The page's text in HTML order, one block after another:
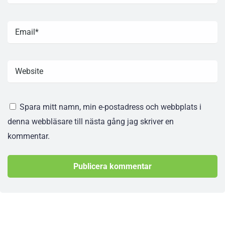
Spara mitt namn, min e-postadress och webbplats i
denna webbläsare till nästa gång jag skriver en
kommentar.